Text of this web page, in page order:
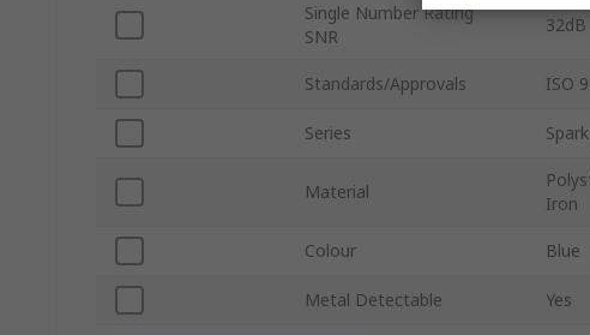
Single Number Rating
SNR
32dB
Standards/Approvals ISO
Series
Material
Iron
Colour Blue
Metal Detectable Yes